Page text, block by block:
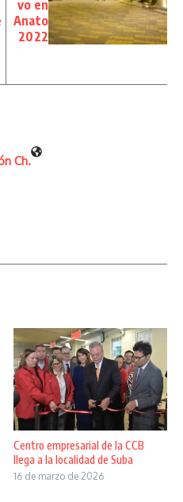
vo en
Anato
2022
Ch.
Centro empresarial de la CCB
llega a la localidad de Suba
16 de marzo de 2026